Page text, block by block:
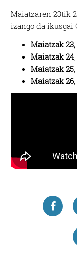
Maiatzaren 23tik
izango da ikusgai
Maiatzak 23,
Maiatzak 24
Maiatzak 25
Maiatzak 26